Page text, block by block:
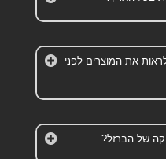
את המוצרים לפני
של הברזל?